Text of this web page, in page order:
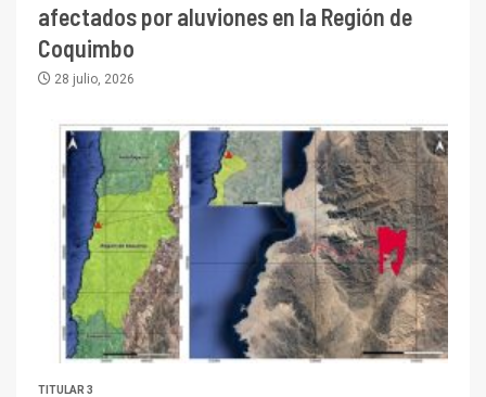
afectados por aluviones en la Región de
Coquimbo
28 julio, 2026
TITULAR 3